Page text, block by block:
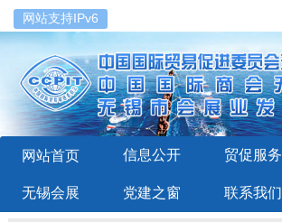
网站支持IPv6
网站首页 信息公开 贸促服务
无锡会展 党建之窗 联系我们